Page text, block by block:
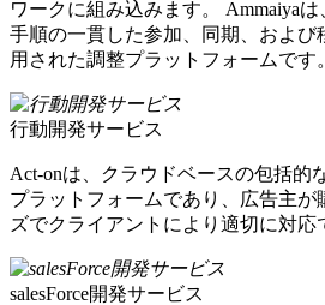
ワークに組み込みます。 Ammaiya
手順の一貫した参加、同期、および
用された調整プラットフォームです。
行動開発サービス
Act-onは、クラウドベースの包括的
プラットフォームであり、広告主が
ズでクライアントにより適切に対応
salesForce開発サービス